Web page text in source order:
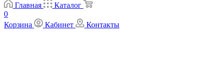
Главная
Каталог
0
Корзина
Кабинет Контакты